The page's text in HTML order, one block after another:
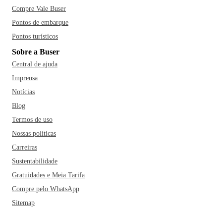
Compre Vale Buser
Pontos de embarque
Pontos turísticos
Sobre a Buser
Central de ajuda
Imprensa
Notícias
Blog
Termos de uso
Nossas políticas
Carreiras
Sustentabilidade
Gratuidades e Meia Tarifa
Compre pelo WhatsApp
Sitemap